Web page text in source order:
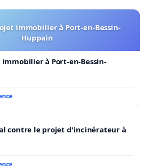
immobilier à Port-en-Bessin-
Huppain
à Port-en-Bessin-
contre le projet d'incinérateur à